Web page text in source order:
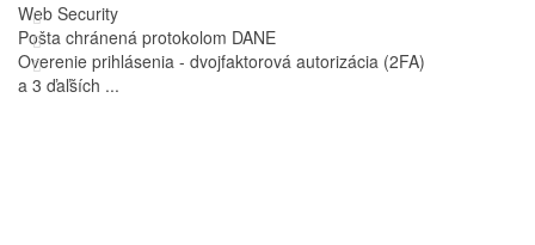
Web Security
Pošta chránená protokolom DANE
Overenie prihlásenia - dvojfaktorová autorizácia (2FA)
a 3 ďaľších ...